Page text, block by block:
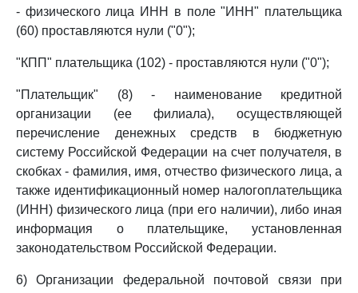
- физического лица ИНН в поле "ИНН" плательщика
(60) проставляются нули ("0");
"КПП" плательщика (102) - проставляются нули ("0");
"Плательщик" (8) - наименование кредитной
организации (ее филиала), осуществляющей
перечисление денежных средств в бюджетную
систему Российской Федерации на счет получателя, в
скобках - фамилия, имя, отчество физического лица, а
также идентификационный номер налогоплательщика
(ИНН) физического лица (при его наличии), либо иная
информация о плательщике, установленная
законодательством Российской Федерации.
6) Организации федеральной почтовой связи при